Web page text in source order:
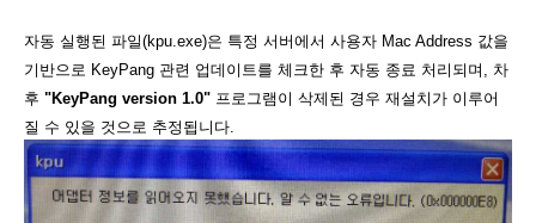
자동 실행된 파일(kpu.exe)은 특정 서버에서 사용자 Mac Address 값을
기반으로 KeyPang 관련 업데이트를 체크한 후 자동 종료 처리되며, 차
후 "KeyPang version 1.0" 프로그램이 삭제된 경우 재설치가 이루어
질 수 있을 것으로 추정됩니다.